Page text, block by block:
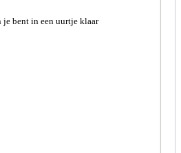
je bent in een uurtje klaar